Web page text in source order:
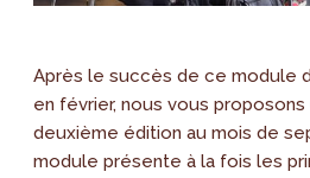
Après le succès de ce module
en février, nous vous proposons
deuxième édition au mois de
module présente à la fois les